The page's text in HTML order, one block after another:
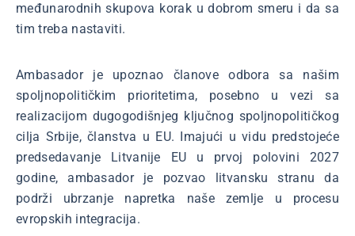
međunarodnih skupova korak u dobrom smeru i da sa
tim treba nastaviti.
Ambasador je upoznao članove odbora sa našim
spoljnopolitičkim prioritetima, posebno u vezi sa
realizacijom dugogodišnjeg ključnog spoljnopolitičkog
cilja Srbije, članstva u EU. Imajući u vidu predstojeće
predsedavanje Litvanije EU u prvoj polovini 2027
godine, ambasador je pozvao litvansku stranu da
podrži ubrzanje napretka naše zemlje u procesu
evropskih integracija.